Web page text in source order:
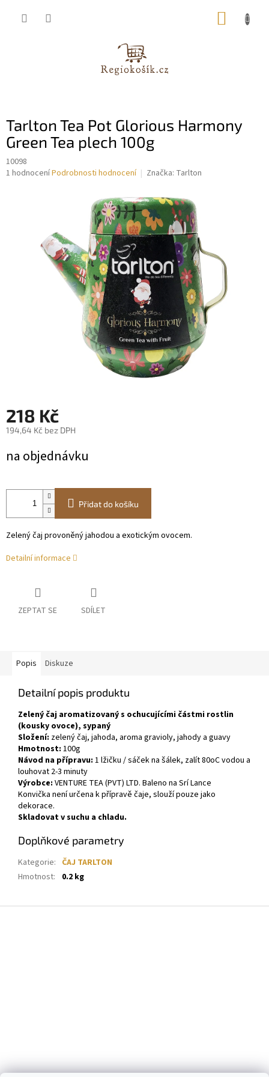
Tarlton Tea Pot Glorious Harmony
Green Tea plech 100g
10098
Průměrné
hvězdiček.
1 hodnoceníPodrobnosti hodnocení Značka: Tarlton
218 Kč
194,64 Kč bez DPH
cena:
na objednávku
Přidat do košíku
Zelený čaj provoněný jahodou a exotickým ovocem.
Detailní informace
ZEPTAT SE SDÍLET
Popis Diskuze
Detailní popis produktu
Zelený čaj aromatizovaný s ochucujícími částmi rostlin
(kousky ovoce), sypaný
Složení: zelený čaj, jahoda, aroma gravioly, jahody a guavy
Hmotnost: 100g
Návod na přípravu: 1 lžičku / sáček na šálek, zalít 80oC vodou a
louhovat 2-3 minuty
Výrobce: VENTURE TEA (PVT) LTD. Baleno na Srí Lance
Konvička není určena k přípravě čaje, slouží pouze jako
dekorace.
Skladovat v suchu a chladu.
Doplňkové parametry
Kategorie: ČAJ TARLTON
Hmotnost: 0.2 kg